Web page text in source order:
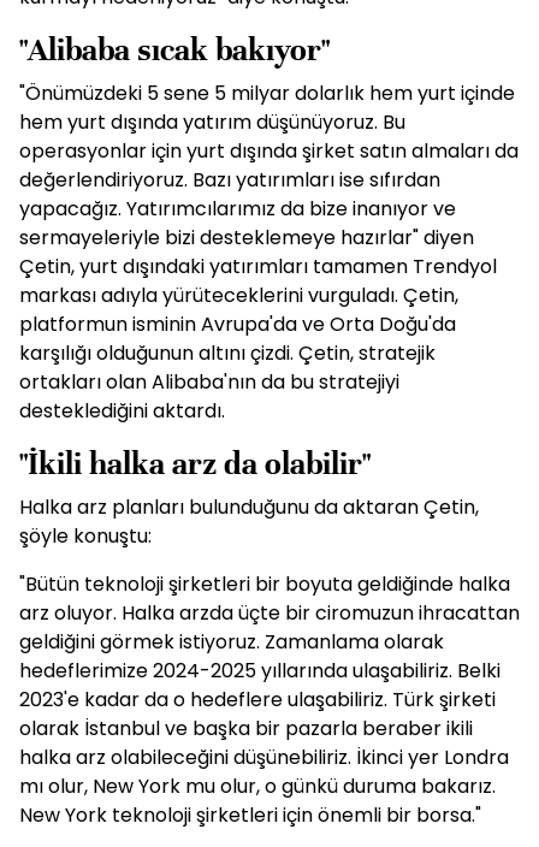
"Alibaba sıcak bakıyor"
"Önümüzdeki 5 sene 5 milyar dolarlık hem yurt içinde
hem yurt dışında yatırım düşünüyoruz. Bu
operasyonlar için yurt dışında şirket satın almaları da
değerlendiriyoruz. Bazı yatırımları ise sıfırdan
yapacağız. Yatırımcılarımız da bize inanıyor ve
sermayeleriyle bizi desteklemeye hazırlar" diyen
Çetin, yurt dışındaki yatırımları tamamen Trendyol
markası adıyla yürüteceklerini vurguladı. Çetin,
platformun isminin Avrupa'da ve Orta Doğu'da
karşılığı olduğunun altını çizdi. Çetin, stratejik
ortakları olan Alibaba'nın da bu stratejiyi
desteklediğini aktardı.
"İkili halka arz da olabilir"
Halka arz planları bulunduğunu da aktaran Çetin,
şöyle konuştu:
"Bütün teknoloji şirketleri bir boyuta geldiğinde halka
arz oluyor. Halka arzda üçte bir ciromuzun ihracattan
geldiğini görmek istiyoruz. Zamanlama olarak
hedeflerimize 2024-2025 yıllarında ulaşabiliriz. Belki
2023'e kadar da o hedeflere ulaşabiliriz. Türk şirketi
olarak İstanbul ve başka bir pazarla beraber ikili
halka arz olabileceğini düşünebiliriz. İkinci yer Londra
mı olur, New York mu olur, o günkü duruma bakarız.
New York teknoloji şirketleri için önemli bir borsa."